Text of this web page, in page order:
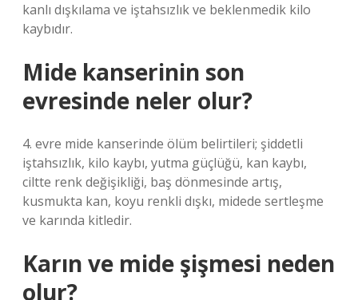
kanlı dışkılama ve iştahsızlık ve beklenmedik kilo
kaybıdır.
Mide kanserinin son
evresinde neler olur?
4. evre mide kanserinde ölüm belirtileri; şiddetli
iştahsızlık, kilo kaybı, yutma güçlüğü, kan kaybı,
ciltte renk değişikliği, baş dönmesinde artış,
kusmukta kan, koyu renkli dışkı, midede sertleşme
ve karında kitledir.
Karın ve mide şişmesi neden
olur?